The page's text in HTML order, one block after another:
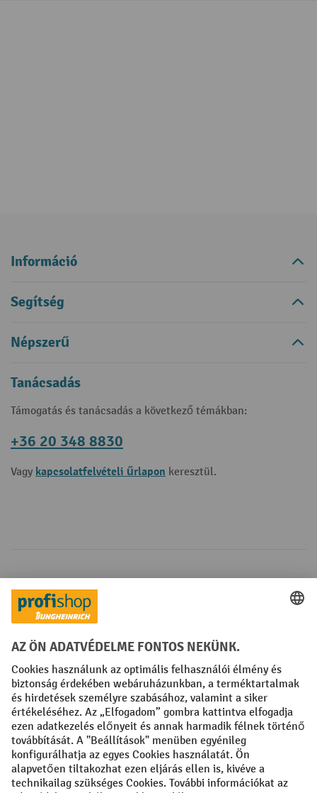
Információ
Segítség
Népszerű
Tanácsadás
Támogatás és tanácsadás a következő témákban:
+36 20 348 8830
Vagy kapcsolatfelvételi űrlapon keresztül.
Fizetési lehetőségek
Creditcard (Master)Creditcard (Visa)
Közösségi Média
Facebook
YouTube
LinkedIn
Instagram